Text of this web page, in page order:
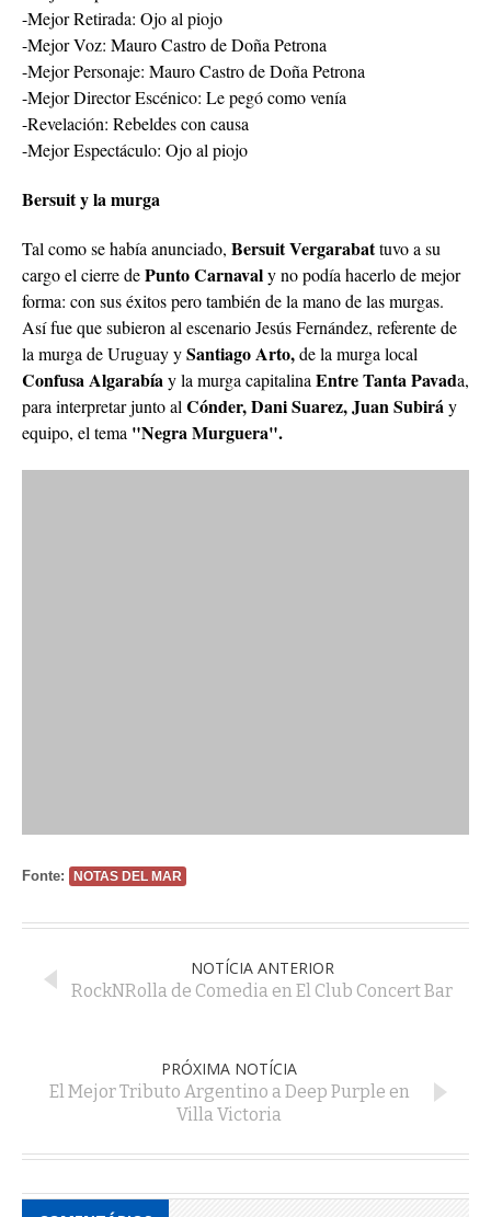
-Mejor Retirada: Ojo al piojo
-Mejor Voz: Mauro Castro de Doña Petrona
-Mejor Personaje: Mauro Castro de Doña Petrona
-Mejor Director Escénico: Le pegó como venía
-Revelación: Rebeldes con causa
-Mejor Espectáculo: Ojo al piojo
Bersuit y la murga
Tal como se había anunciado, Bersuit Vergarabattuvo a su
cargo el cierre dePunto Carnavaly no podía hacerlo de mejor
forma: con sus éxitos pero también de la mano de las murgas.
Así fue que subieron al escenario Jesús Fernández, referente de
la murga de Uruguay ySantiago Arto,de la murga local
Confusa Algarabíay la murga capitalina Entre Tanta Pavada,
para interpretar junto al Cónder, Dani Suarez,Juan Subiráy
equipo, el tema "Negra Murguera".
Fonte: NOTAS DEL MAR
NOTÍCIA ANTERIOR
RockNRolla de Comedia en El Club Concert Bar
PRÓXIMA NOTÍCIA
El Mejor Tributo Argentino a Deep Purple en
Villa Victoria